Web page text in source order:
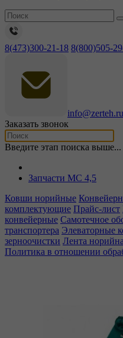
8(473)300-21-18 8(800)505-
info@zerteh.ru
Заказать звонок
Введите этап поиска выше...
Запчасти МС 4,5
Ковши норийные
комплектующие Прайс-лист
конвейерные Самотечное
транспортера Элеваторные
зерноочистки Лента
Политика в отношении